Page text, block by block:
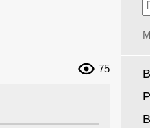
75